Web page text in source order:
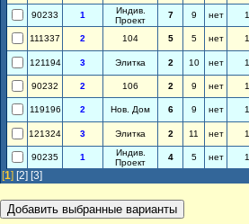
90233 1
Индив.
Проект
7 9 нет 1
111337 2 104 5 5 нет 1
121194 3 Элитка 2 10 нет 1
90232 2 106 2 9 нет 1
119196 2 Нов. Дом 6 9 нет 1
121324 3 Элитка 2 11 нет 1
90235 1
Индив.
Проект
4 5 нет 1
[1] [2] [3]